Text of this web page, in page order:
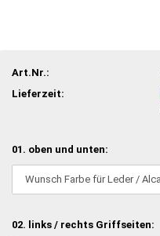
Art.Nr.:
Lieferzeit:
01. oben und unten:
02. links / rechts Griffseiten: